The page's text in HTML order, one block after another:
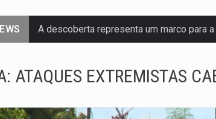
A descoberta representa um marco para
De acordo com as autoridades de saúde
Um dos casos mais graves envolveu a
ATAQUES EXTREMISTAS